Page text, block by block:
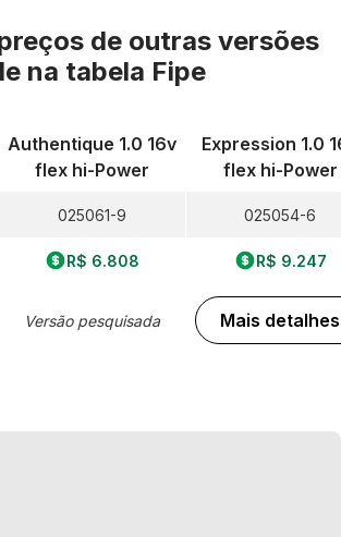
de outras versões
na tabela Fipe
Authentique 1.0 16v
flex hi-Power
025061-9
R$ 6.808
Versão pesquisada
Expression 1.0
flex hi-Power
025054-6
R$ 9.247
Mais detalhes